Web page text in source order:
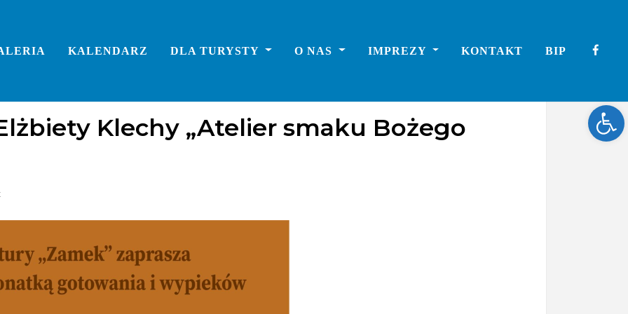
KALENDARZ DLA TURYSTY O NAS IMPREZY KONTAKT BIP
Klechy „Atelier smaku Bożego